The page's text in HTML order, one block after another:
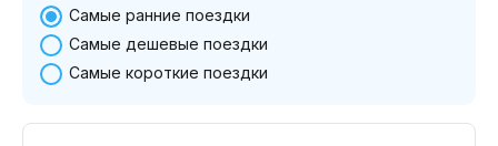
Самые ранние поездки
Самые дешевые поездки
Самые короткие поездки